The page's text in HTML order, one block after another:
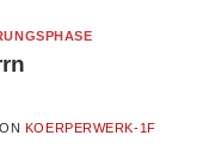
KOERPERWERK-1F